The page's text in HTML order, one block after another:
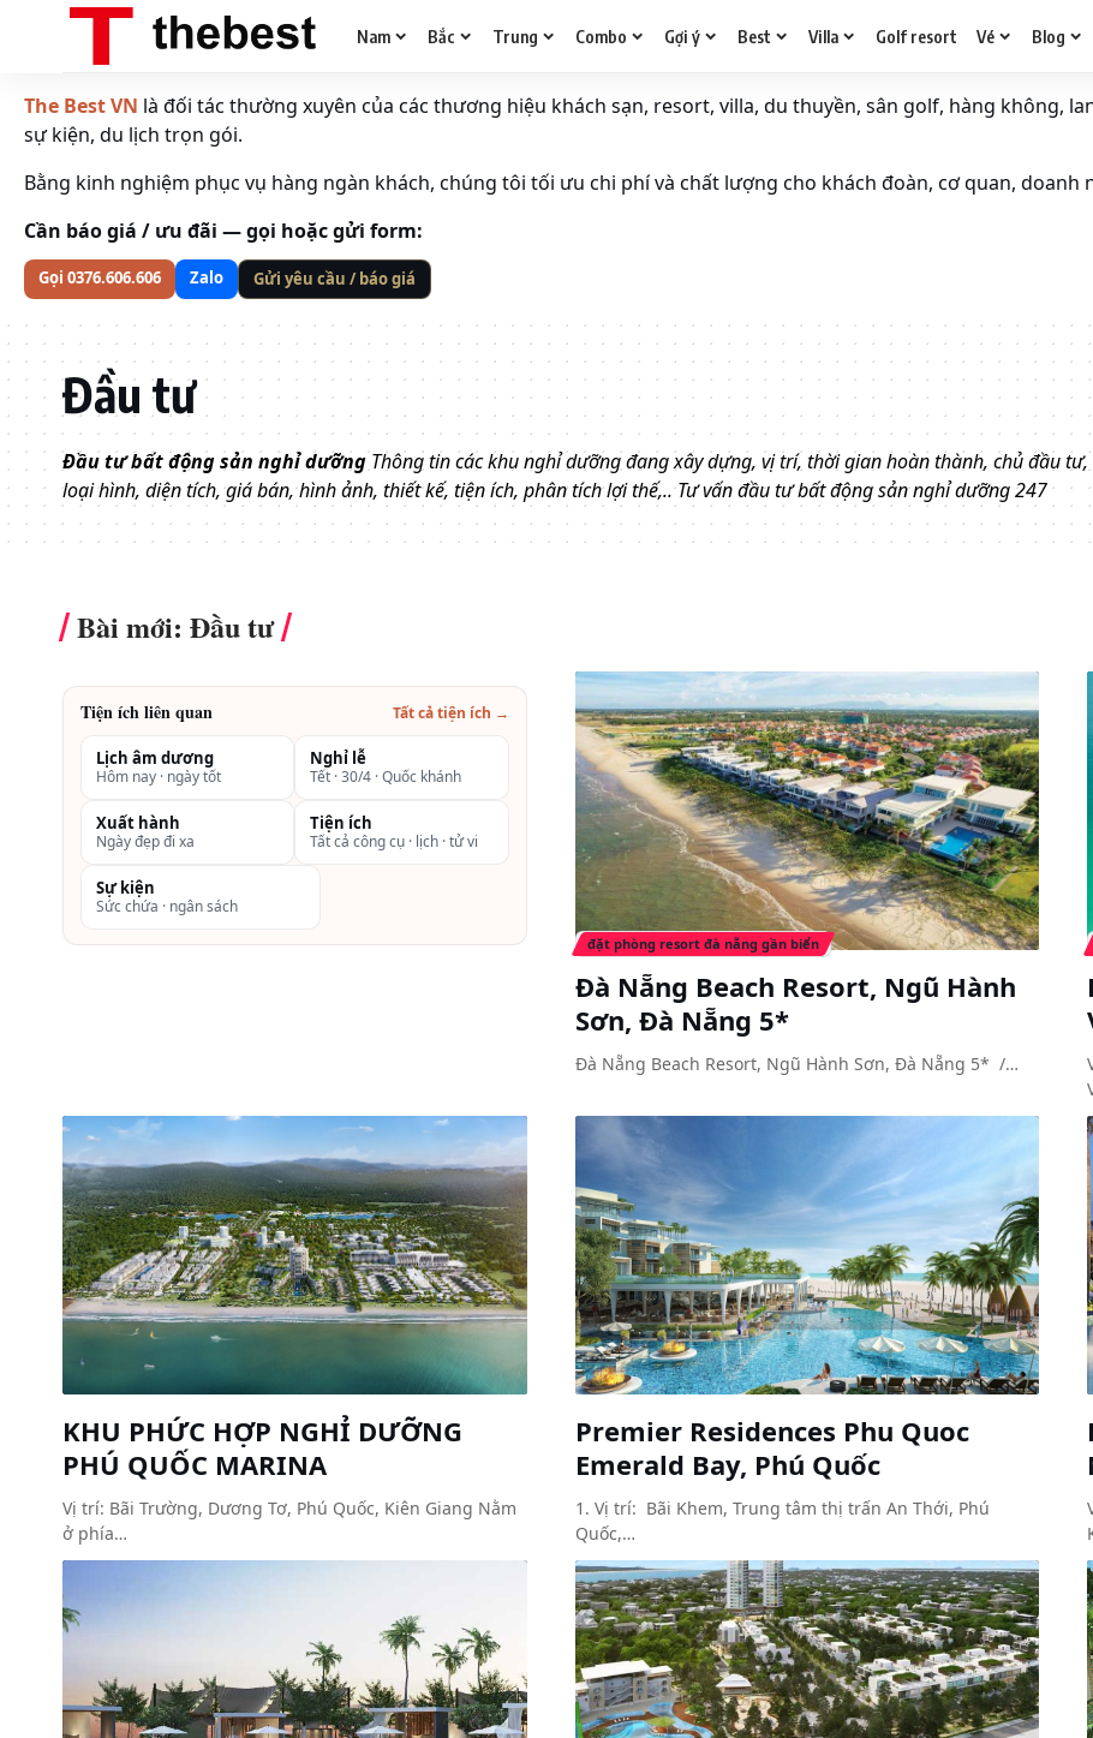
Nam Bắc Trung Combo Gợi ý Best Villa Golf resort Vé Blog
The Best VN là đối tác thường xuyên của các thương hiệu khách sạn, resort, villa, du thuyền, sân golf, hàng không,
sự kiện, du lịch trọn gói.
Bằng kinh nghiệm phục vụ hàng ngàn khách, chúng tôi tối ưu chi phí và chất lượng cho khách đoàn, cơ quan, doanh
Cần báo giá / ưu đãi — gọi hoặc gửi form:
Gọi 0376.606.606 Zalo Gửi yêu cầu / báo giá
Đầu tư
Đầu tư bất động sản nghỉ dưỡng Thông tin các khu nghỉ dưỡng đang xây dựng, vị trí, thời gian hoàn thành, chủ đầu
loại hình, diện tích, giá bán, hình ảnh, thiết kế, tiện ích, phân tích lợi thế,.. Tư vấn đầu tư bất động sản nghỉ dưỡng 247
Bài mới: Đầu tư
Tiện ích liên quan Tất cả tiện ích →
Lịch âm dương
Hôm nay · ngày tốt
Nghỉ lễ
Tết · 30/4 · Quốc khánh
Xuất hành
Ngày đẹp đi xa
Tiện ích
Tất cả công cụ · lịch · tử vi
Sự kiện
Sức chứa · ngân sách
đặt phòng resort đà nẵng gần biển
Đà Nẵng Beach Resort, Ngũ Hành
Sơn, Đà Nẵng 5*
Đà Nẵng Beach Resort, Ngũ Hành Sơn, Đà Nẵng 5* ️ /…
KHU PHỨC HỢP NGHỈ DƯỠNG
PHÚ QUỐC MARINA
Vị trí: Bãi Trường, Dương Tơ, Phú Quốc, Kiên Giang Nằm
ở phía…
Premier Residences Phu Quoc
Emerald Bay, Phú Quốc
1. Vị trí: Bãi Khem, Trung tâm thị trấn An Thới, Phú
Quốc,…